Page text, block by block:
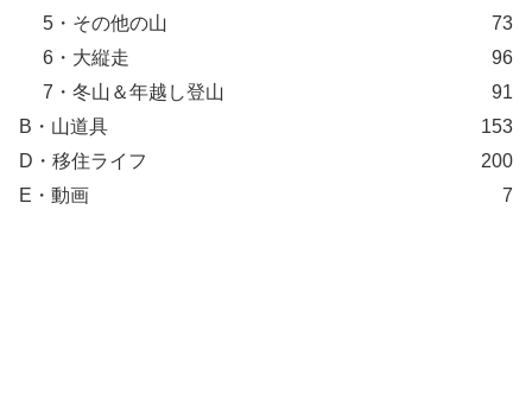
5・その他の山
73
6・大縦走
96
7・冬山＆年越し登山
91
B・山道具
153
D・移住ライフ
200
E・動画
7